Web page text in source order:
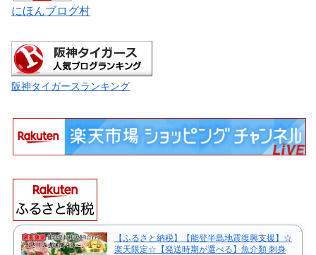
にほんブログ村
阪神タイガースランキング
【ふるさと納税】【能登半島地震復興支援】☆
楽天限定☆【発送時期が選べる】魚介類 刺身